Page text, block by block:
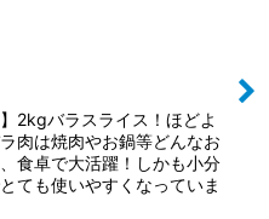
2kgバラスライス！ほどよ
肉は焼肉やお鍋等どんなお
食卓で大活躍！しかも小分
ても使いやすくなっていま